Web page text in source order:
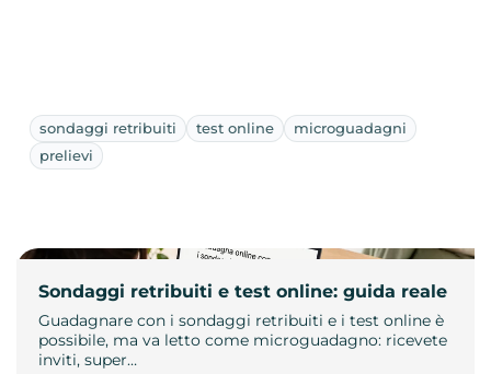
sondaggi retribuiti test online
microguadagni
prelievi
Sondaggi retribuiti e test online: guida reale
Guadagnare con i sondaggi retribuiti e i test online è
possibile, ma va letto come microguadagno: ricevete
inviti, super…